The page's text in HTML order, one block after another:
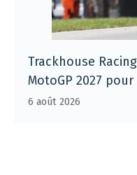
Trackhouse
MotoGP 2027
6 août 2026